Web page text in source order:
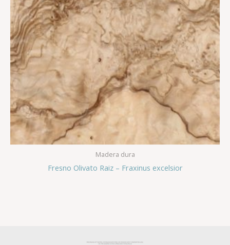
Madera dura
Fresno Olivato Raiz – Fraxinus excelsior